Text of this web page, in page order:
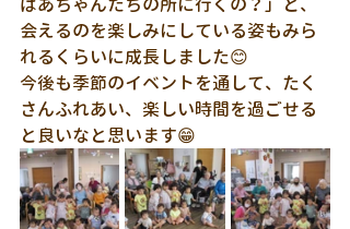
会えるのを楽しみにしている姿もみら
れるくらいに成長しました😊
今後も季節のイベントを通して、たく
さんふれあい、楽しい時間を過ごせる
と良いなと思います😁